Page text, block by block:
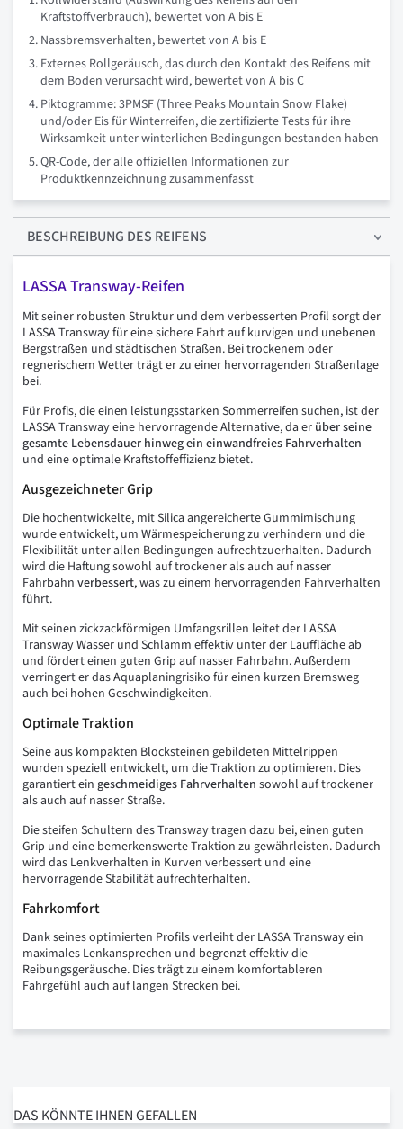
DAS KÖNNTE IHNEN GEFALLEN
Kraftstoffverbrauch), bewertet von A bis E
Nassbremsverhalten, bewertet von A bis E
Externes Rollgeräusch, das durch den Kontakt des Reifens mit
dem Boden verursacht wird, bewertet von A bis C
Piktogramme: 3PMSF (Three Peaks Mountain Snow Flake)
und/oder Eis für Winterreifen, die zertifizierte Tests für ihre
Wirksamkeit unter winterlichen Bedingungen bestanden haben
QR-Code, der alle offiziellen Informationen zur
Produktkennzeichnung zusammenfasst
BESCHREIBUNG DES REIFENS
LASSA Transway-Reifen
Mit seiner robusten Struktur und dem verbesserten Profil sorgt der
LASSA Transway für eine sichere Fahrt auf kurvigen und unebenen
Bergstraßen und städtischen Straßen. Bei trockenem oder
regnerischem Wetter trägt er zu einer hervorragenden Straßenlage
bei.
Für Profis, die einen leistungsstarken Sommerreifen suchen, ist der
LASSA Transway eine hervorragende Alternative, da er über seine
gesamte Lebensdauer hinweg ein einwandfreies Fahrverhalten
und eine optimale Kraftstoffeffizienz bietet.
Ausgezeichneter Grip
Die hochentwickelte, mit Silica angereicherte Gummimischung
wurde entwickelt, um Wärmespeicherung zu verhindern und die
Flexibilität unter allen Bedingungen aufrechtzuerhalten. Dadurch
wird die Haftung sowohl auf trockener als auch auf nasser
Fahrbahn verbessert, was zu einem hervorragenden Fahrverhalten
führt.
Mit seinen zickzackförmigen Umfangsrillen leitet der LASSA
Transway Wasser und Schlamm effektiv unter der Lauffläche ab
und fördert einen guten Grip auf nasser Fahrbahn. Außerdem
verringert er das Aquaplaningrisiko für einen kurzen Bremsweg
auch bei hohen Geschwindigkeiten.
Optimale Traktion
Seine aus kompakten Blocksteinen gebildeten Mittelrippen
wurden speziell entwickelt, um die Traktion zu optimieren. Dies
garantiert ein geschmeidiges Fahrverhalten sowohl auf trockener
als auch auf nasser Straße.
Die steifen Schultern des Transway tragen dazu bei, einen guten
Grip und eine bemerkenswerte Traktion zu gewährleisten. Dadurch
wird das Lenkverhalten in Kurven verbessert und eine
hervorragende Stabilität aufrechterhalten.
Fahrkomfort
Dank seines optimierten Profils verleiht der LASSA Transway ein
maximales Lenkansprechen und begrenzt effektiv die
Reibungsgeräusche. Dies trägt zu einem komfortableren
Fahrgefühl auch auf langen Strecken bei.